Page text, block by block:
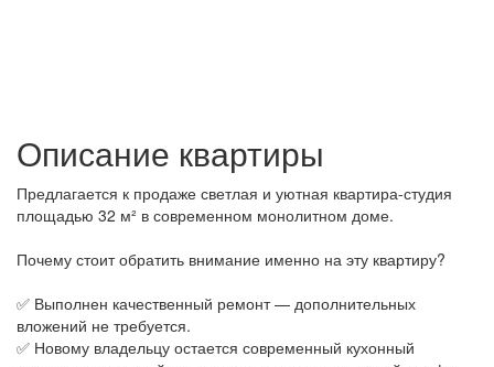
Описание квартиры
Предлагается к продаже светлая и уютная квартира-студия
площадью 32 м² в современном монолитном доме.
Почему стоит обратить внимание именно на эту квартиру?
✅ Выполнен качественный ремонт — дополнительных
вложений не требуется.
✅ Новому владельцу остается современный кухонный